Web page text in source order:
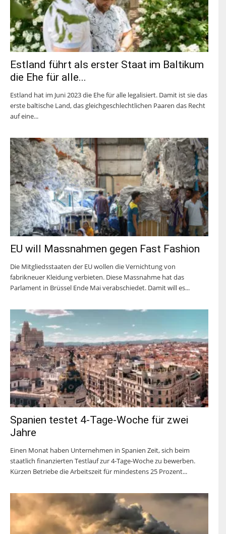
Estland führt als erster Staat im Baltikum
die Ehe für alle...
Estland hat im Juni 2023 die Ehe für alle legalisiert. Damit ist sie das
erste baltische Land, das gleichgeschlechtlichen Paaren das Recht
auf eine...
EU will Massnahmen gegen Fast Fashion
Die Mitgliedsstaaten der EU wollen die Vernichtung von
fabrikneuer Kleidung verbieten. Diese Massnahme hat das
Parlament in Brüssel Ende Mai verabschiedet. Damit will es...
Spanien testet 4-Tage-Woche für zwei
Jahre
Einen Monat haben Unternehmen in Spanien Zeit, sich beim
staatlich finanzierten Testlauf zur 4-Tage-Woche zu bewerben.
Kürzen Betriebe die Arbeitszeit für mindestens 25 Prozent...